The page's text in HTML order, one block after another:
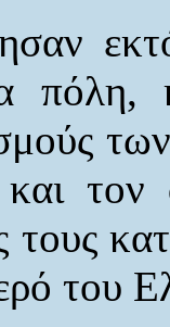
πόλη,
και τον
του